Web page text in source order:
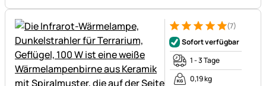
Bewertung: 5 von 5 (7
7 Bewertungen
(7)
Sofort verfügbar
1 - 3 Tage
0,19 kg